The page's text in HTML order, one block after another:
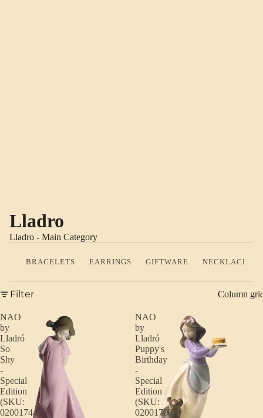
Lladro
Lladro - Main Category
BRACELETS EARRINGS GIFTWARE NECKLACES
Filter Column
NAO
by
Lladró
So
Shy
-
Special
Edition
(SKU:
02001744)
NAO
by
Lladró
Puppy's
Birthday
-
Special
Edition
(SKU:
02001700)